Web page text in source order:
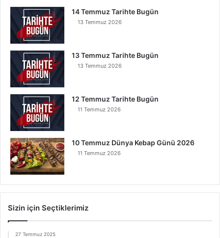
14 Temmuz Tarihte Bugün
13 Temmuz 2026
13 Temmuz Tarihte Bugün
13 Temmuz 2026
12 Temmuz Tarihte Bugün
11 Temmuz 2026
10 Temmuz Dünya Kebap Günü 2026
11 Temmuz 2026
Sizin için Seçtiklerimiz
27 Temmuz 2025